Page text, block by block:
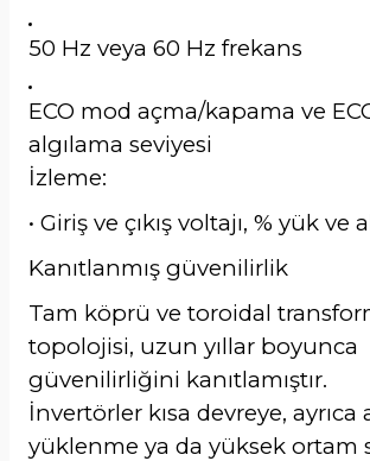
50 Hz veya 60 Hz frekans
ECO mod açma/kapama ve
algılama seviyesi
İzleme:
• Giriş ve çıkış voltajı, % yük ve
Kanıtlanmış güvenilirlik
Tam köprü ve toroidal
topolojisi, uzun yıllar boyunca
güvenilirliğini kanıtlamıştır.
İnvertörler kısa devreye, ayrıca
yüklenme ya da yüksek ortam